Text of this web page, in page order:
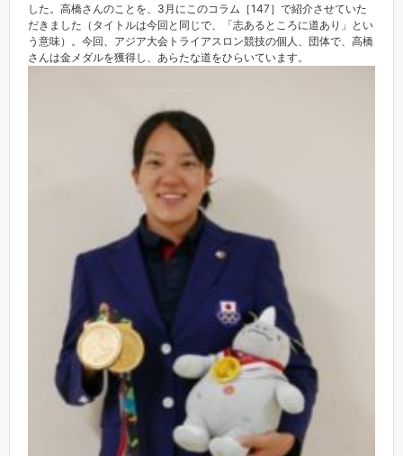
した。高橋さんのことを、3月にこのコラム［147］で紹介させていた
だきました（タイトルは今回と同じで、「志あるところに道あり」とい
う意味）。今回、アジア大会トライアスロン競技の個人、団体で、高橋
さんは金メダルを獲得し、あらたな道をひらいています。